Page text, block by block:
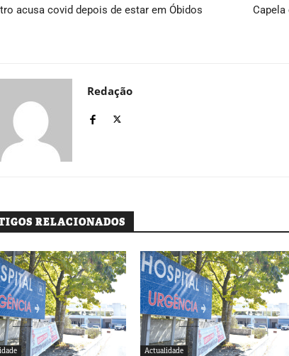
acusa covid depois de estar em Óbidos
Redação
RELACIONADOS
Actualidade